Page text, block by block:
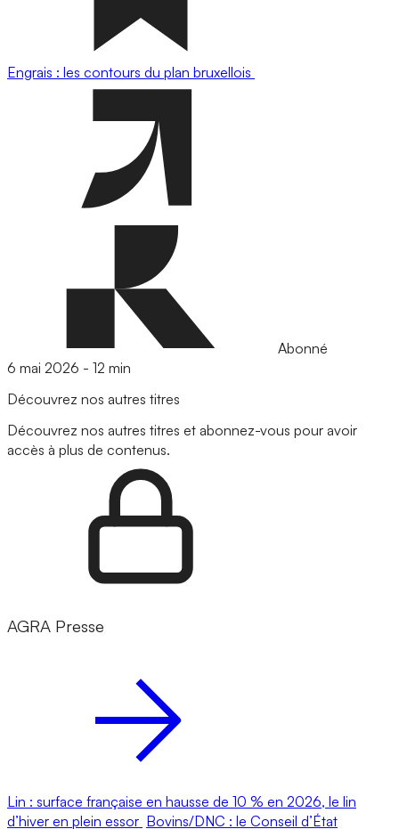
Engrais : les contours du plan bruxellois
Abonné
6 mai 2026 - 12 min
Découvrez nos autres titres
Découvrez nos autres titres et abonnez-vous pour avoir
accès à plus de contenus.
AGRA Presse
Lin : surface française en hausse de 10 % en 2026, le lin
d’hiver en plein essor Bovins/DNC : le Conseil d’État